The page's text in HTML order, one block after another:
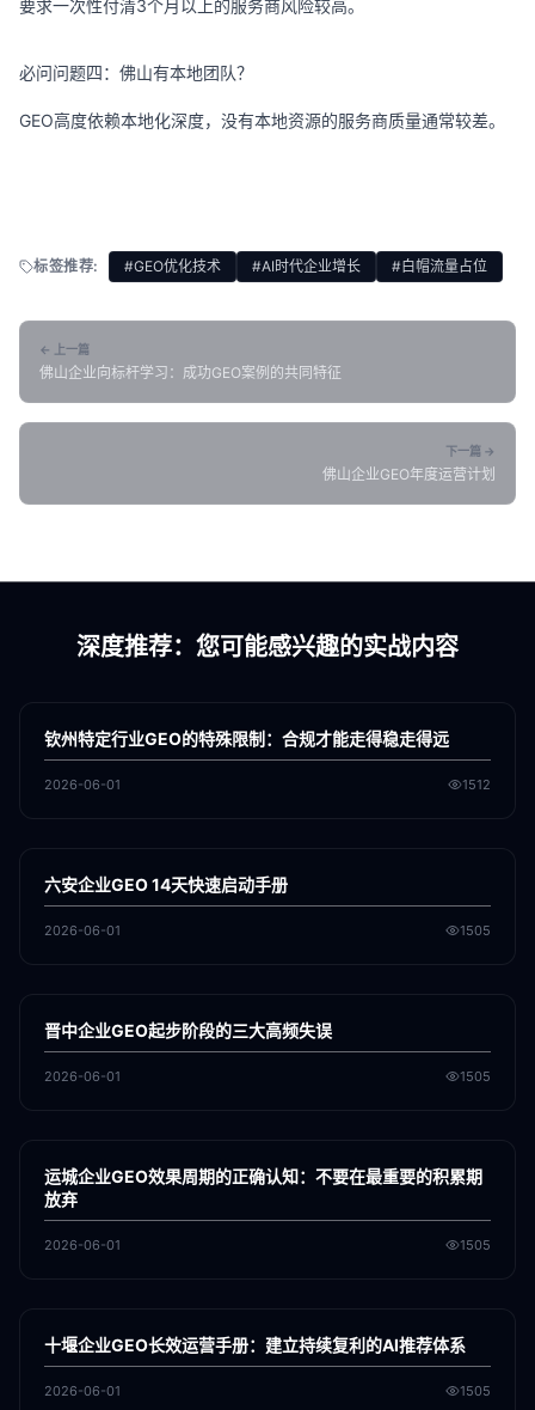
要求一次性付清3个月以上的服务商风险较高。
必问问题四：佛山有本地团队？
GEO高度依赖本地化深度，没有本地资源的服务商质量通常较差。
标签推荐: #GEO优化技术 #AI时代企业增长 #白帽流量占位
← 上一篇
佛山企业向标杆学习：成功GEO案例的共同特征
下一篇 →
佛山企业GEO年度运营计划
深度推荐：您可能感兴趣的实战内容
GEO
钦州特定行业GEO的特殊限制：合规才能走得稳走得远
2026-06-01 1512
GEO
六安企业GEO 14天快速启动手册
2026-06-01 1505
GEO
晋中企业GEO起步阶段的三大高频失误
2026-06-01 1505
GEO
运城企业GEO效果周期的正确认知：不要在最重要的积累期
放弃
2026-06-01 1505
GEO
十堰企业GEO长效运营手册：建立持续复利的AI推荐体系
2026-06-01 1505